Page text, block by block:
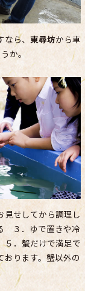
ら、 東尋坊から車
か。
見せしてから調理し
３．ゆで置きや冷
．蟹だけで満足で
おります。蟹以外の